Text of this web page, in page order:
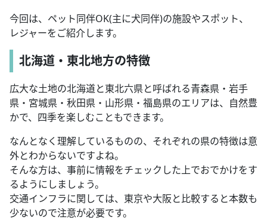
今回は、ペット同伴OK(主に犬同伴)の施設やスポット、
レジャーをご紹介します。
北海道・東北地方の特徴
広大な土地の北海道と東北六県と呼ばれる青森県・岩手
県・宮城県・秋田県・山形県・福島県のエリアは、自然豊
かで、四季を楽しむこともできます。
なんとなく理解しているものの、それぞれの県の特徴は意
外とわからないですよね。
そんな方は、事前に情報をチェックした上でおでかけをす
るようにしましょう。
交通インフラに関しては、東京や大阪と比較すると本数も
少ないので注意が必要です。